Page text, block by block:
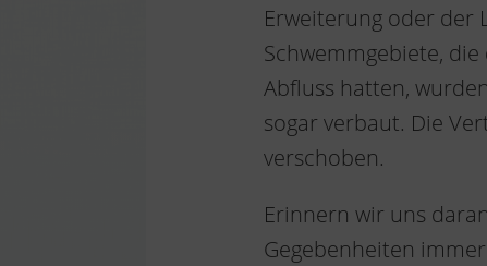
Erweiterung oder der
Schwemmgebiete,
Abfluss hatten,
sogar verbaut. Die
verschoben.
Erinnern wir uns
Gegebenheiten